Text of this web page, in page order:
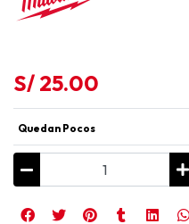
S/ 25.00
Quedan Pocos